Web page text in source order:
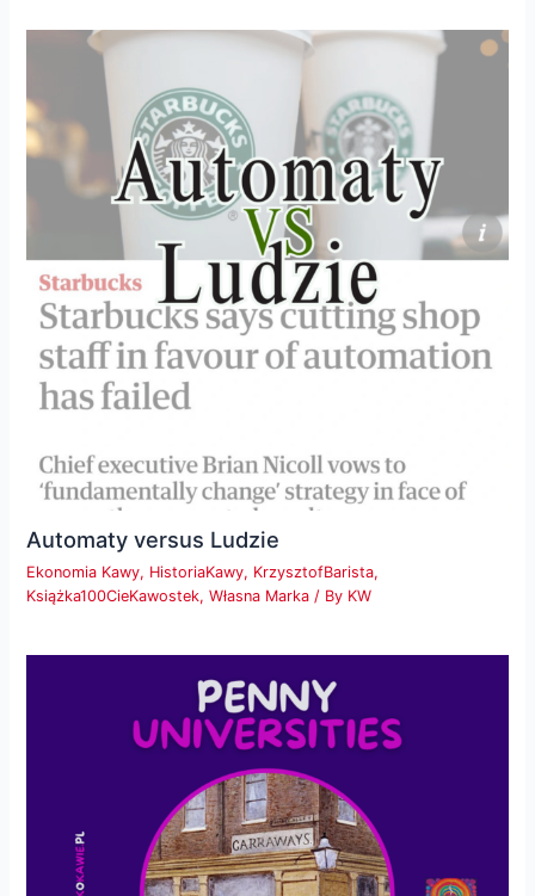
Automaty versus Ludzie
Ekonomia Kawy, HistoriaKawy, KrzysztofBarista,
Książka100CieKawostek,Własna Marka / By KW